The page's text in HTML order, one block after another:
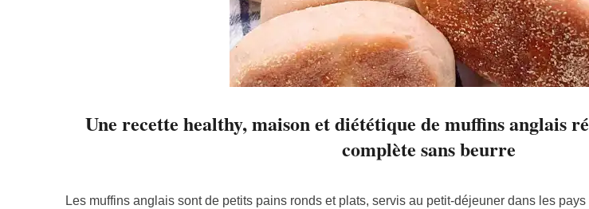
Une recette healthy, maison et diététique de muffins anglais
complète sans beurre
Les muffins anglais sont de petits pains ronds et plats, servis au petit-déjeuner dans les